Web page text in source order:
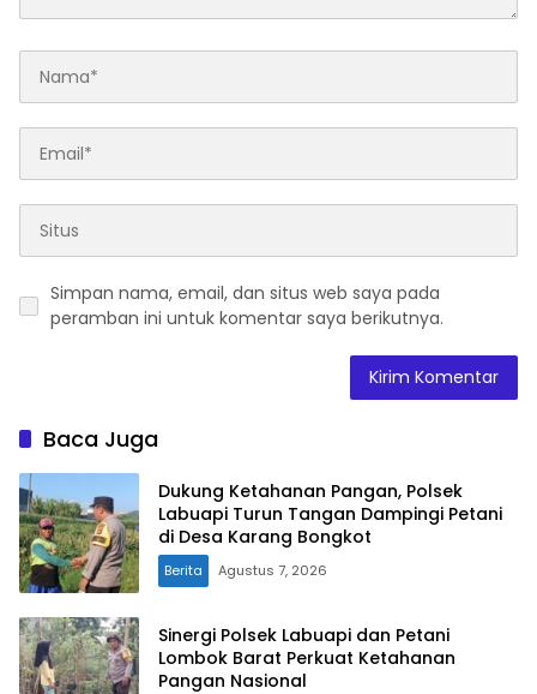
Simpan nama, email, dan situs web saya pada
peramban ini untuk komentar saya berikutnya.
Baca Juga
Dukung Ketahanan Pangan, Polsek
Labuapi Turun Tangan Dampingi Petani
di Desa Karang Bongkot
Berita Agustus 7, 2026
Sinergi Polsek Labuapi dan Petani
Lombok Barat Perkuat Ketahanan
Pangan Nasional